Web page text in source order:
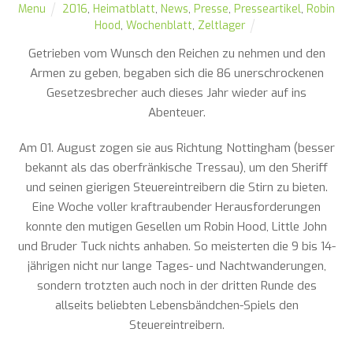
Menu 2016, Heimatblatt, News, Presse, Presseartikel, Robin
Hood,Wochenblatt, Zeltlager
Getrieben vom Wunsch den Reichen zu nehmen und den
Armen zu geben, begaben sich die 86 unerschrockenen
Gesetzesbrecher auch dieses Jahr wieder auf ins
Abenteuer.
Am 01. August zogen sie aus Richtung Nottingham (besser
bekannt als das oberfränkische Tressau), um den Sheriff
und seinen gierigen Steuereintreibern die Stirn zu bieten.
Eine Woche voller kraftraubender Herausforderungen
konnte den mutigen Gesellen um Robin Hood, Little John
und Bruder Tuck nichts anhaben. So meisterten die 9 bis 14-
jährigen nicht nur lange Tages- und Nachtwanderungen,
sondern trotzten auch noch in der dritten Runde des
allseits beliebten Lebensbändchen-Spiels den
Steuereintreibern.